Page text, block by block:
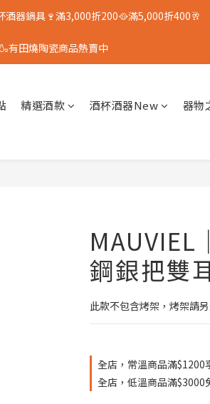
器鍋具🍷滿3,000折200🥘滿5,000折400🥂
有田燒陶瓷商品熱賣中
精選酒款 酒杯酒器New 器物
鋼銀把雙
此款不包含烤架，烤架請
全店，常溫商品滿$1200
全店，低溫商品滿$3000